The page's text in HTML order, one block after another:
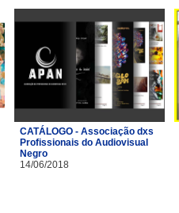
CATÁLOGO - Associação dxs
Profissionais do Audiovisual
Negro
14/06/2018